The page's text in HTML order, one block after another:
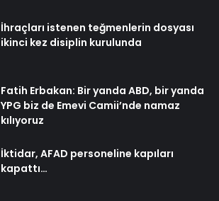
İhraçları istenen teğmenlerin dosyası
ikinci kez disiplin kurulunda
Fatih Erbakan: Bir yanda ABD, bir yanda
YPG biz de Emevi Camii’nde namaz
kılıyoruz
İktidar, AFAD personeline kapıları
kapattı…